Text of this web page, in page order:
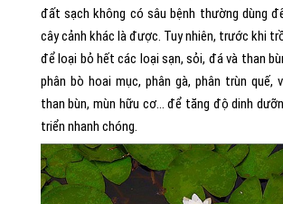
đất sạch không có sâu bệnh thường dùng
cây cảnh khác là được. Tuy nhiên, trước khi
để loại bỏ hết các loại sạn, sỏi, đá và than
phân bò hoai mục, phân gà, phân trùn quế,
than bùn, mùn hữu cơ… để tăng độ dinh
triển nhanh chóng.